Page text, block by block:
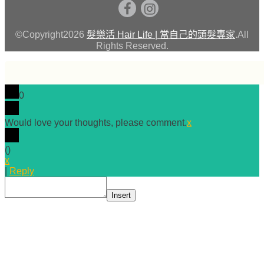
©Copyright2026 髮樂活 Hair Life | 當自己的頭髮專家.All
Rights Reserved.
0
Would love your thoughts, please comment.x
()
x
Reply
Insert